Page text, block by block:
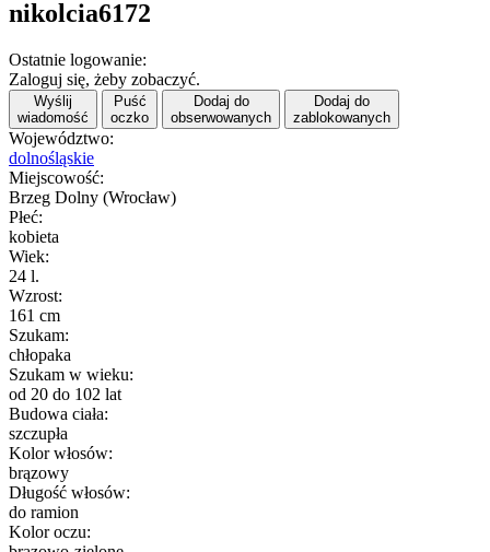
nikolcia6172
Ostatnie logowanie:
Zaloguj się, żeby zobaczyć.
Wyślij
wiadomość
Puść
oczko
Dodaj do
obserwowanych
Dodaj do
zablokowanych
Województwo:
dolnośląskie
Miejscowość:
Brzeg Dolny (Wrocław)
Płeć:
kobieta
Wiek:
24 l.
Wzrost:
161 cm
Szukam:
chłopaka
Szukam w wieku:
od 20 do 102 lat
Budowa ciała:
szczupła
Kolor włosów:
brązowy
Długość włosów:
do ramion
Kolor oczu: